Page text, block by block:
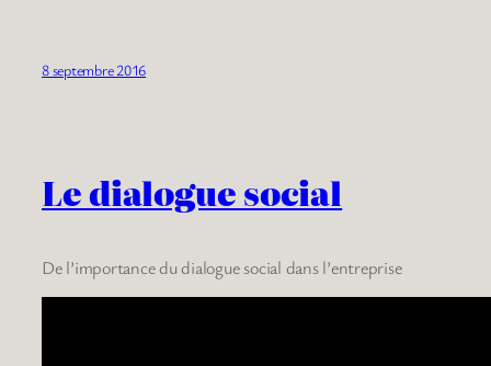
8 septembre 2016
Le dialogue social
De l’importance du dialogue social dans l’entreprise